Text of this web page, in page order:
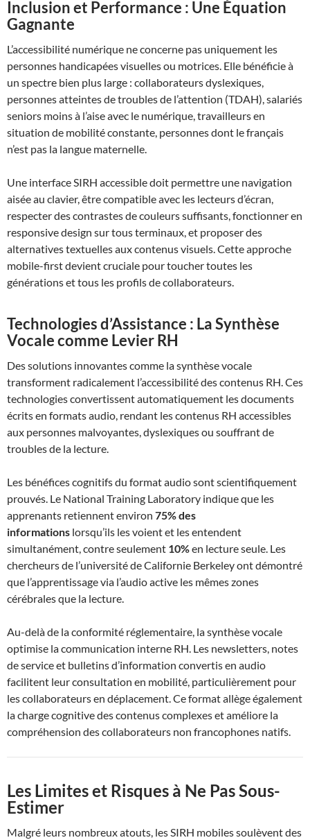
Inclusion et Performance : Une Équation
Gagnante
L’accessibilité numérique ne concerne pas uniquement les
personnes handicapées visuelles ou motrices. Elle bénéficie à
un spectre bien plus large : collaborateurs dyslexiques,
personnes atteintes de troubles de l’attention (TDAH), salariés
seniors moins à l’aise avec le numérique, travailleurs en
situation de mobilité constante, personnes dont le français
n’est pas la langue maternelle.
Une interface SIRH accessible doit permettre une navigation
aisée au clavier, être compatible avec les lecteurs d’écran,
respecter des contrastes de couleurs suffisants, fonctionner en
responsive design sur tous terminaux, et proposer des
alternatives textuelles aux contenus visuels. Cette approche
mobile-first devient cruciale pour toucher toutes les
générations et tous les profils de collaborateurs.
Technologies d’Assistance : La Synthèse
Vocale comme Levier RH
Des solutions innovantes comme la synthèse vocale
transforment radicalement l’accessibilité des contenus RH. Ces
technologies convertissent automatiquement les documents
écrits en formats audio, rendant les contenus RH accessibles
aux personnes malvoyantes, dyslexiques ou souffrant de
troubles de la lecture.
Les bénéfices cognitifs du format audio sont scientifiquement
prouvés. Le National Training Laboratory indique que les
apprenants retiennent environ 75% des
informations lorsqu’ils les voient et les entendent
simultanément, contre seulement 10%en lecture seule. Les
chercheurs de l’université de Californie Berkeley ont démontré
que l’apprentissage via l’audio active les mêmes zones
cérébrales que la lecture.
Au-delà de la conformité réglementaire, la synthèse vocale
optimise la communication interne RH. Les newsletters, notes
de service et bulletins d’information convertis en audio
facilitent leur consultation en mobilité, particulièrement pour
les collaborateurs en déplacement. Ce format allège également
la charge cognitive des contenus complexes et améliore la
compréhension des collaborateurs non francophones natifs.
Les Limites et Risques à Ne Pas Sous-
Estimer
Malgré leurs nombreux atouts, les SIRH mobiles soulèvent des